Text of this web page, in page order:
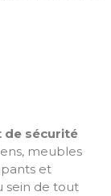
de sécurité
meubles
et
sein de tout